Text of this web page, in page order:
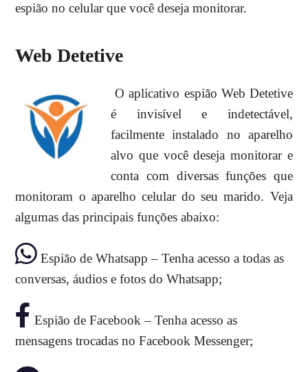
espião no celular que você deseja monitorar.
Web Detetive
O aplicativo espião Web Detetive
é invisível e indetectável,
facilmente instalado no aparelho
alvo que você deseja monitorar e
conta com diversas funções que
monitoram o aparelho celular do seu marido. Veja
algumas das principais funções abaixo:
Espião de Whatsapp – Tenha acesso a todas as
conversas, áudios e fotos do Whatsapp;
Espião de Facebook – Tenha acesso as
mensagens trocadas no Facebook Messenger;